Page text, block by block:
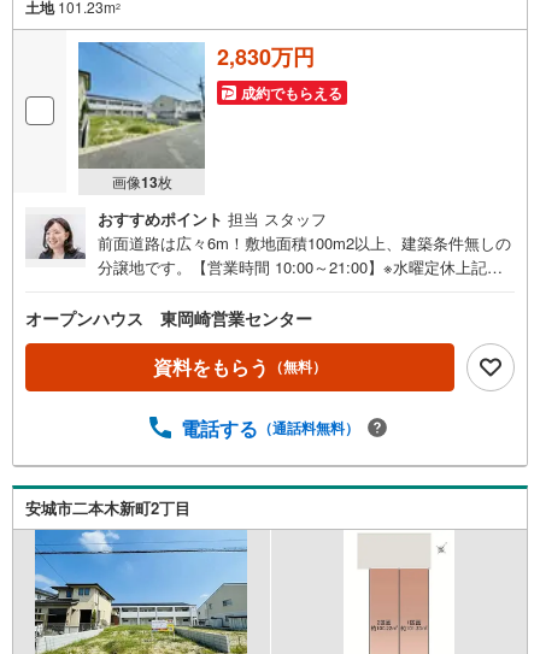
土地101.23m2
画像13枚
2,830万円
成約でもらえる
おすすめポイント 担当 スタッフ
前面道路は広々6m！敷地面積100m2以上、建築条件無しの
分譲地です。【営業時間 10:00～21:00】※水曜定休上記時
ご連絡ください！現地を見学される場合は「室内・現地を
見学する（無料）」ボタンよりご希望の日時をご記入いた
だけますとスムーズにご案内が可能です。◎現地のご案内
について・平日や夜遅い時間帯もご案内が可能 ※定休日を
します。・車でご自宅や最寄り駅等、ご指定の場所まで送
別FP相談会 無料物件のご紹介だけでなく住宅ローン・資
金のご相談、まずは家探しについて話を聞きたいという方
も大歓迎です！年間8000棟以上の限定物件を発表している
オープンハウスだから出会える物件が多数ございます。ぜ
ひお気軽にご連絡・ご相談ください！※限定物件:当社の
み、もしくは当社を含めた数社でのみご紹介可能なオープ
ンハウス・ディベロップメントの物件
オープンハウス 東岡崎営業センター
資料をもらう （無料）
電話する （通話料無料）
安城市二本木新町2丁目